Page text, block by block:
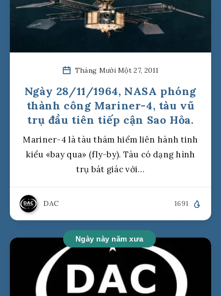
Tháng Mười Một 27, 2011
Ngày 28/11/1964, NASA phóng
thành công Mariner-4, tàu vũ
trụ đầu tiên tiếp cận Sao Hỏa.
Mariner-4 là tàu thám hiểm liên hành tinh
kiểu «bay qua» (fly-by). Tàu có dạng hình
trụ bát giác với…
DAC 1691
Ngày này năm xưa